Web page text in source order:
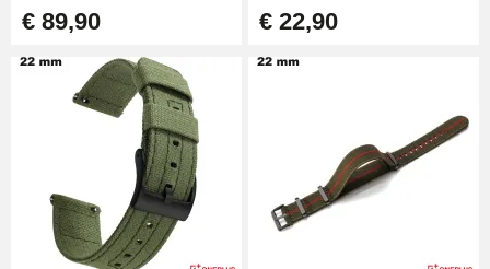
€ 89,90 € 22,90